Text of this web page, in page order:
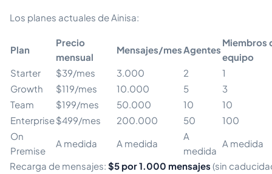
Los planes actuales de Ainisa:
Plan
Precio
mensual
Mensajes/mesAgentes
Miembros
equipo
Starter
$39/mes 3.000 2
1
Growth
$119/mes 10.000 5
3
Team
$199/mes 50.000 10
10
Enterprise$499/mes 200.000 50
100
On
Premise
A medida A medida
A
medida
A medida
Recarga de mensajes: $5 por 1.000 mensajes (sin